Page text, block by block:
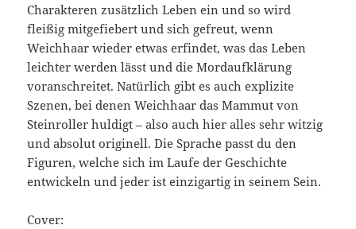
Charakteren zusätzlich Leben ein und so wird
fleißig mitgefiebert und sich gefreut, wenn
Weichhaar wieder etwas erfindet, was das Leben
leichter werden lässt und die Mordaufklärung
voranschreitet. Natürlich gibt es auch explizite
Szenen, bei denen Weichhaar das Mammut von
Steinroller huldigt – also auch hier alles sehr witzig
und absolut originell. Die Sprache passt du den
Figuren, welche sich im Laufe der Geschichte
entwickeln und jeder ist einzigartig in seinem Sein.
Cover: